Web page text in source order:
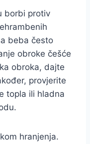
borbi protiv
beba često
obroke češće
obroka, dajte
provjerite
topla ili hladna
hranjenja.